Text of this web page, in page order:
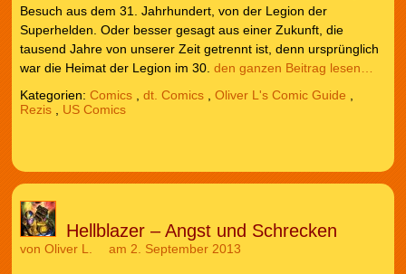
Besuch aus dem 31. Jahrhundert, von der Legion der
Superhelden. Oder besser gesagt aus einer Zukunft, die
tausend Jahre von unserer Zeit getrennt ist, denn ursprünglich
war die Heimat der Legion im 30. den ganzen Beitrag lesen…
Kategorien: Comics, dt. Comics, Oliver L's Comic Guide
Rezis, US Comics
Hellblazer – Angst und Schrecken
von Oliver L. am 2. September 2013